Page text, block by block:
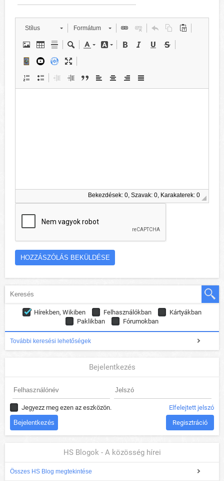
Stílus Formátum
Bekezdések: 0, Szavak: 0, Karakaterek: 0
Hírekben, Wikiben Felhasználókban
Kártyákban
Paklikban
Fórumokban
További keresési lehetőségek
Bejelentkezés
Jegyezz meg ezen az eszközön. Elfelejtett jelszó
Regisztráció
HS Blogok - A közösség hírei
Összes HS Blog megtekintése